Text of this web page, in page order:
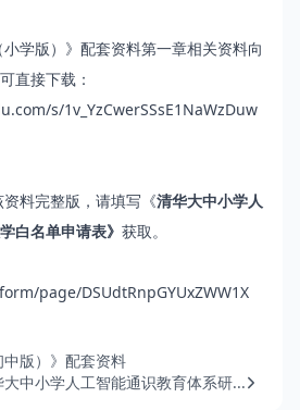
小学版）》配套资料第一章相关资料向
直接下载：
s/1v_YzCwerSSsE1NaWzDuw
料完整版，请填写《清华大中小学人
白名单申请表》 获取。
page/DSUdtRnpGYUxZWW1X
中版）》配套资料
大中小学人工智能通识教育体系研...